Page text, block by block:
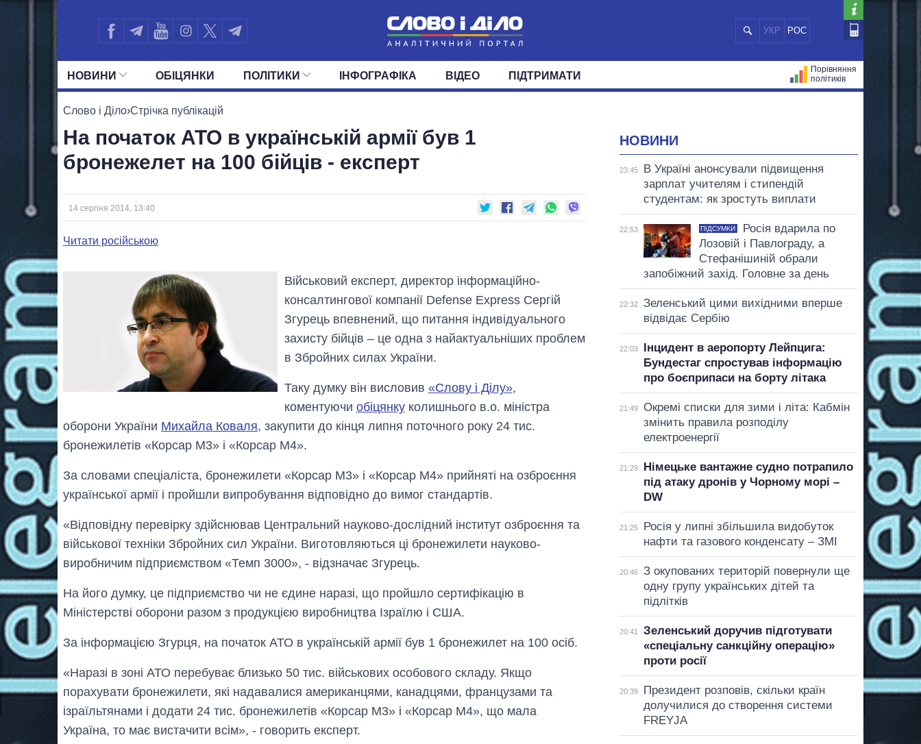
УКР РОС
НОВИНИ
ПОЛІТИКА ЕКОНОМІКА
ОБIЦЯНКИ ПОЛIТИКИ
УСІ ПОЛІТИКИ
ДЕПУТАТИ КОМІТЕТИ
ІНФОГРАФІКА ВІДЕО ПІДТРИМАТИ
Порівняння
політиків
Слово і Діло›Стрічка публікацій
На початок АТО в українській армії був 1
бронежелет на 100 бійців - експерт
14 серпня 2014, 13:40
Читати російською
Військовий експерт, директор інформаційно-
консалтингової компанії Defense Express Сергій
Згурець впевнений, що питання індивідуального
захисту бійців – це одна з найактуальніших проблем
в Збройних силах України.
Таку думку він висловив «Слову і Ділу»,
коментуючи обіцянкуколишнього в.о. міністра
оборони України Михайла Коваля, закупити до кінця липня поточного року 24 тис.
бронежилетів «Корсар М3» і «Корсар М4».
За словами спеціаліста, бронежилети «Корсар М3» і «Корсар М4» прийняті на озброєння
української армії і пройшли випробування відповідно до вимог стандартів.
«Відповідну перевірку здійснював Центральний науково-дослідний інститут озброєння та
військової техніки Збройних сил України. Виготовляються ці бронежилети науково-
виробничим підприємством «Темп 3000», - відзначає Згурець.
На його думку, це підприємство чи не єдине наразі, що пройшло сертифікацію в
Міністерстві оборони разом з продукцією виробництва Ізраїлю і США.
За інформацією Згурця, на початок АТО в українській армії був 1 бронежилет на 100 осіб.
«Наразі в зоні АТО перебуває близько 50 тис. військових особового складу. Якщо
порахувати бронежилети, які надавалися американцями, канадцями, французами та
ізраїльтянами і додати 24 тис. бронежилетів «Корсар М3» і «Корсар М4», що мала
Україна, то має вистачити всім», - говорить експерт.
НОВИНИ
23:45
В Україні анонсували підвищення
зарплат учителям і стипендій
студентам: як зростуть виплати
22:53 ПІДСУМКИ
Росія вдарила по
Лозовій і Павлограду, а
Стефанішиній обрали
запобіжний захід. Головне за день
22:32
Зеленський цими вихідними вперше
відвідає Сербію
22:03
Інцидент в аеропорту Лейпцига:
Бундестаг спростував інформацію
про боєприпаси на борту літака
21:49
Окремі списки для зими і літа: Кабмін
змінить правила розподілу
електроенергії
21:29
Німецьке вантажне судно потрапило
під атаку дронів у Чорному морі –
DW
21:25
Росія у липні збільшила видобуток
нафти та газового конденсату – ЗМІ
20:46
З окупованих територій повернули ще
одну групу українських дітей та
підлітків
20:41
Зеленський доручив підготувати
«спеціальну санкційну операцію»
проти росії
20:39
Президент розповів, скільки країн
долучилися до створення системи
FREYJA